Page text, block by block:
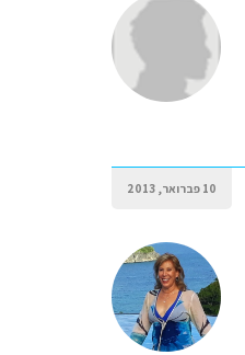
10 פברואר, 2013